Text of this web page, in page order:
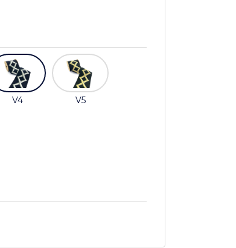
V4 V5